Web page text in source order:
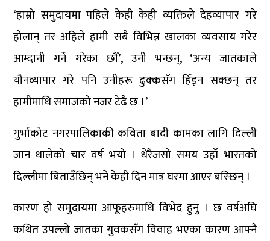
‘हाम्रो समुदायमा पहिले केही केही व्यक्तिले देहव्यापार गरे
होलान् तर अहिले हामी सबै विभिन्न खालका व्यवसाय गरेर
आम्दानी गर्ने गरेका छौँ’, उनी भन्छन्, ‘अन्य जातकाले
यौनव्यापार गरे पनि उनीहरू ढुक्कसँग हिँड्न सक्छन् तर
हामीमाथि समाजको नजर टेढै छ ।’
गुर्भाकोट नगरपालिकाकी कविता बादी कामका लागि दिल्ली
जान थालेको चार वर्ष भयो । धेरैजसो समय उहाँ भारतको
दिल्लीमा बिताउँछिन् भने केही दिन मात्र घरमा आएर बस्छिन् ।
कारण हो समुदायमा आफूहरुमाथि विभेद हुनु । छ वर्षअघि
कथित उपल्लो जातका युवकसंँग विवाह भएका कारण आफ्नै